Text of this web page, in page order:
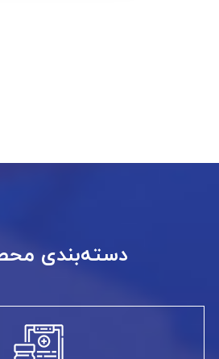
دسته‌بندی